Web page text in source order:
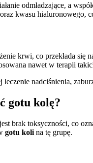
odmładzające, a
kwasu hialuronowego,
krwi, co przekłada się
nawet w terapii
leczenie nadciśnienia,
gotu kolę?
brak toksyczności, co
gotu koli na tę grupę.